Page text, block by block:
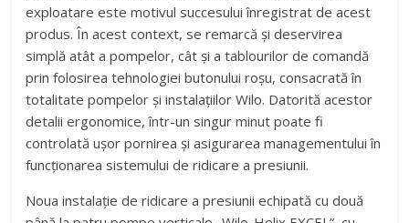
exploatare este motivul succesului înregistrat de acest
produs. În acest context, se remarcă și deservirea
simplă atât a pompelor, cât și a tablourilor de comandă
prin folosirea tehnologiei butonului roșu, consacrată în
totalitate pompelor și instalațiilor Wilo. Datorită acestor
detalii ergonomice, într-un singur minut poate fi
controlată ușor pornirea și asigurarea managementului în
funcționarea sistemului de ridicare a presiunii.
Noua instalație de ridicare a presiunii echipată cu două